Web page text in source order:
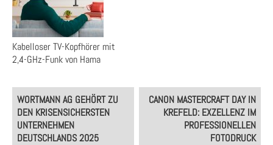
Kabelloser TV-Kopfhörer mit
2,4-GHz-Funk von Hama
Post
navigation
WORTMANN AG GEHÖRT ZU
DEN KRISENSICHERSTEN
UNTERNEHMEN
DEUTSCHLANDS 2025
CANON MASTERCRAFT DAY IN
KREFELD: EXZELLENZ IM
PROFESSIONELLEN
FOTODRUCK